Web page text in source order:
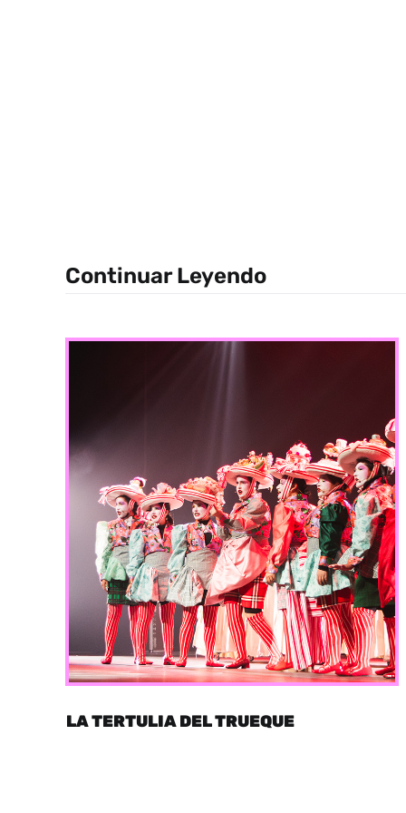
Continuar Leyendo
LA TERTULIA DEL TRUEQUE